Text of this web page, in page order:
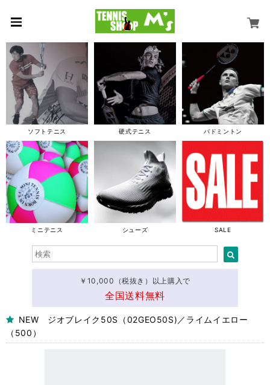
ソフトテニス 硬式テニス バドミントン
ミニテニス シューズ SALE
￥10,000（税抜き）以上購入で
全国送料無料
NEW ジオブレイク50S（02GEO50S)／ライムイエロー
（500）